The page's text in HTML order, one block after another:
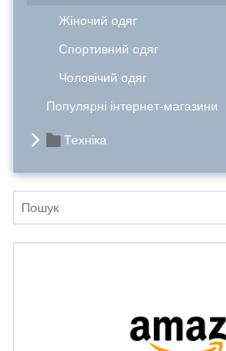
Жіночий одяг
Спортивний одяг
Чоловічий одяг
Популярні інтернет-магазини
Техніка